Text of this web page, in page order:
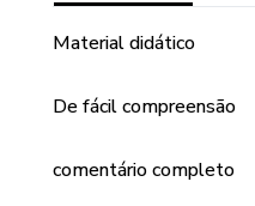
Material didático
De fácil compreensão
comentário completo